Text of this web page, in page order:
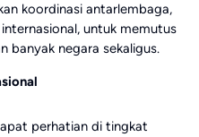
koordinasi antarlembaga,
untuk memutus
banyak negara sekaligus.
perhatian di tingkat